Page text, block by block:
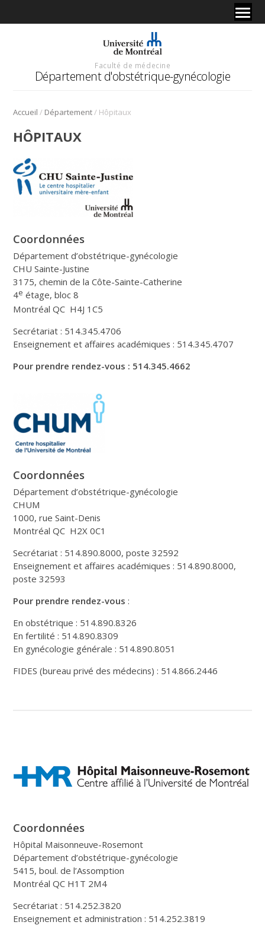
Faculté de médecine
Département d'obstétrique-gynécologie
Accueil / Département/ Hôpitaux
HÔPITAUX
Coordonnées
Département d’obstétrique-gynécologie
CHU Sainte-Justine
3175, chemin de la Côte-Sainte-Catherine
4e étage, bloc 8
Montréal QC H4J 1C5
Secrétariat : 514.345.4706
Enseignement et affaires académiques : 514.345.4707
Pour prendre rendez-vous : 514.345.4662
Coordonnées
Département d’obstétrique-gynécologie
CHUM
1000, rue Saint-Denis
Montréal QC H2X 0C1
Secrétariat : 514.890.8000, poste 32592
Enseignement et affaires académiques : 514.890.8000,
poste 32593
Pour prendre rendez-vous :
En obstétrique : 514.890.8326
En fertilité : 514.890.8309
En gynécologie générale : 514.890.8051
FIDES (bureau privé des médecins) : 514.866.2446
Coordonnées
Hôpital Maisonneuve-Rosemont
Département d’obstétrique-gynécologie
5415, boul. de l’Assomption
Montréal QC H1T 2M4
Secrétariat : 514.252.3820
Enseignement et administration : 514.252.3819